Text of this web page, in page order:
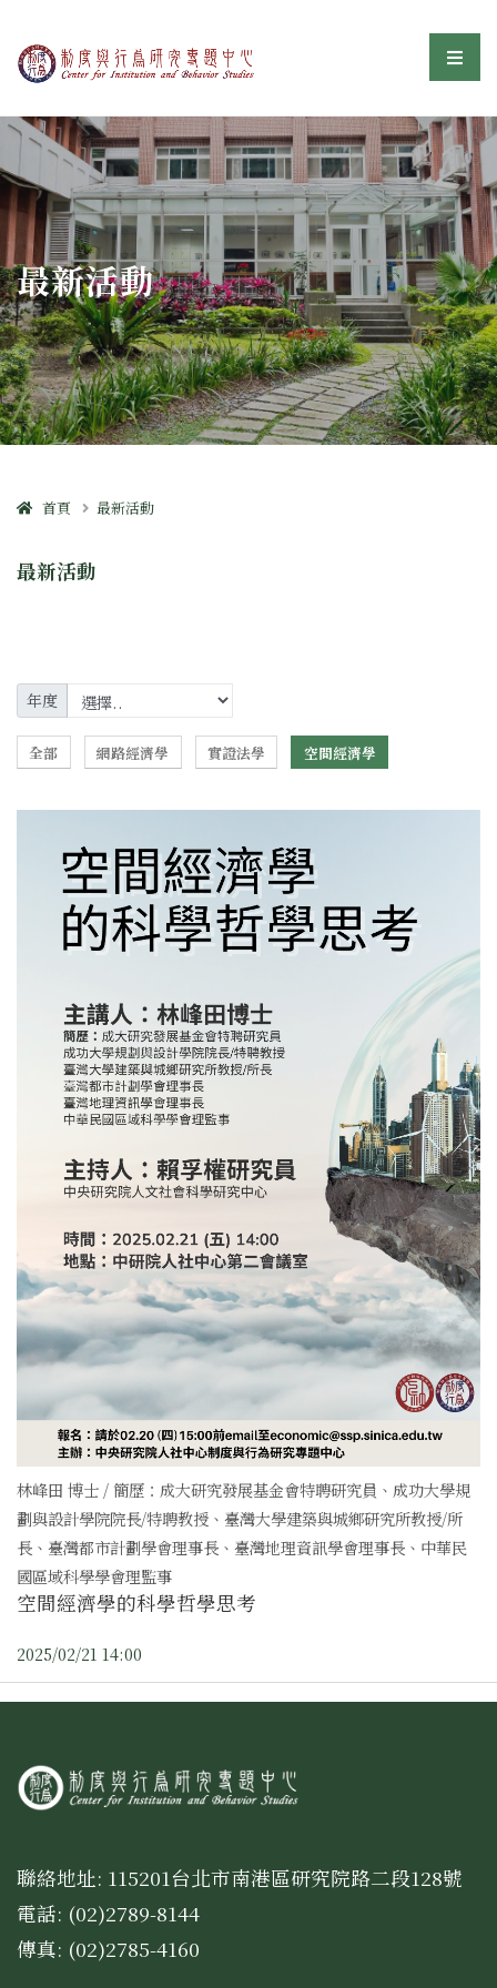
制度與行為研究專題中選
:::
最新活動
首頁 最新活動
最新活動
年度
全部 網路經濟學 實證法學 空間經濟學
林峰田 博士 / 簡歷：成大研究發展基金會特聘研究員、成功大學規
劃與設計學院院長/特聘教授、臺灣大學建築與城鄉研究所教授/所
長、臺灣都市計劃學會理事長、臺灣地理資訊學會理事長、中華民
國區域科學學會理監事
空間經濟學的科學哲學思考
2025/02/21 14:00
聯絡地址: 115201台北市南港區研究院路二段128號
電話: (02)2789-8144
傳真: (02)2785-4160